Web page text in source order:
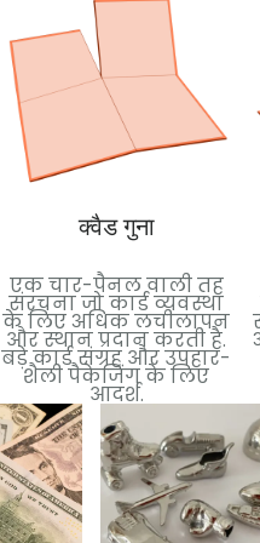
क्वैड गुना
एक चार-पैनल वाली तह
संरचना जो कार्ड व्यवस्था
के लिए अधिक लचीलापन
और स्थान प्रदान करती है.
बड़े कार्ड संग्रह और उपहार-
शैली पैकेजिंग के लिए
आदर्श.